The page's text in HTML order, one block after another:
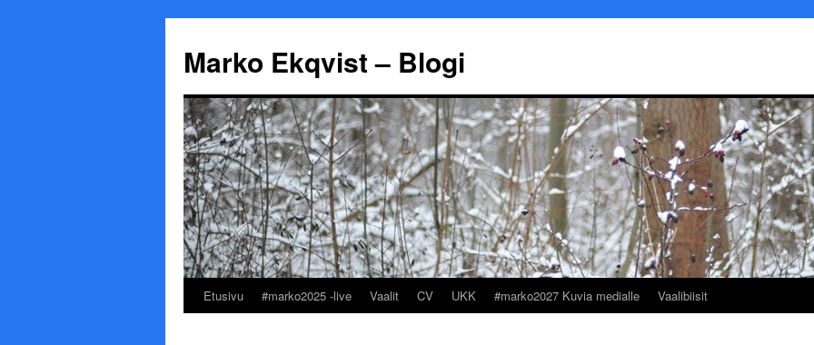
Marko Ekqvist – Blogi
Siirry
Etusivu #marko2025 -live Vaalit CV UKK #marko2027 Kuvia medialle Vaalibiisit